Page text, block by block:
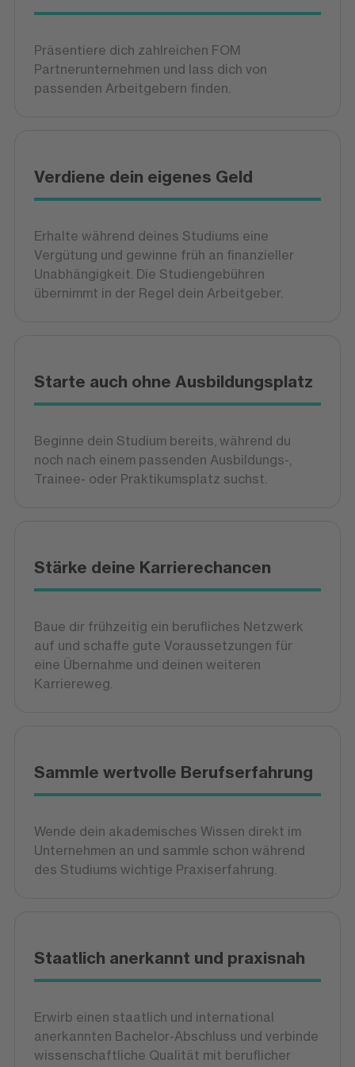
Präsentiere dich zahlreichen FOM
Partnerunternehmen und lass dich von
passenden Arbeitgebern finden.
Verdiene dein eigenes Geld
Erhalte während deines Studiums eine
Vergütung und gewinne früh an finanzieller
Unabhängigkeit. Die Studiengebühren
übernimmt in der Regel dein Arbeitgeber.
Starte auch ohne Ausbildungsplatz
Beginne dein Studium bereits, während du
noch nach einem passenden Ausbildungs-,
Trainee- oder Praktikumsplatz suchst.
Stärke deine Karrierechancen
Baue dir frühzeitig ein berufliches Netzwerk
auf und schaffe gute Voraussetzungen für
eine Übernahme und deinen weiteren
Karriereweg.
Sammle wertvolle Berufserfahrung
Wende dein akademisches Wissen direkt im
Unternehmen an und sammle schon während
des Studiums wichtige Praxiserfahrung.
Staatlich anerkannt und praxisnah
Erwirb einen staatlich und international
anerkannten Bachelor-Abschluss und verbinde
wissenschaftliche Qualität mit beruflicher